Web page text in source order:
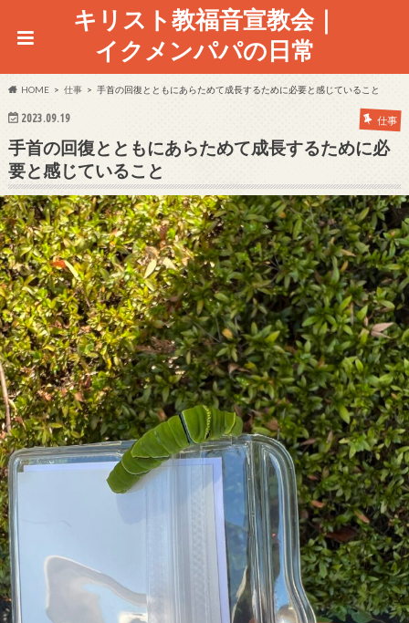
キリスト教福音宣教会｜
イクメンパパの日常
HOME 仕事 手首の回復とともにあらためて成長するために必要と感じていること
2023.09.19 仕事
手首の回復とともにあらためて成長するために必
要と感じていること